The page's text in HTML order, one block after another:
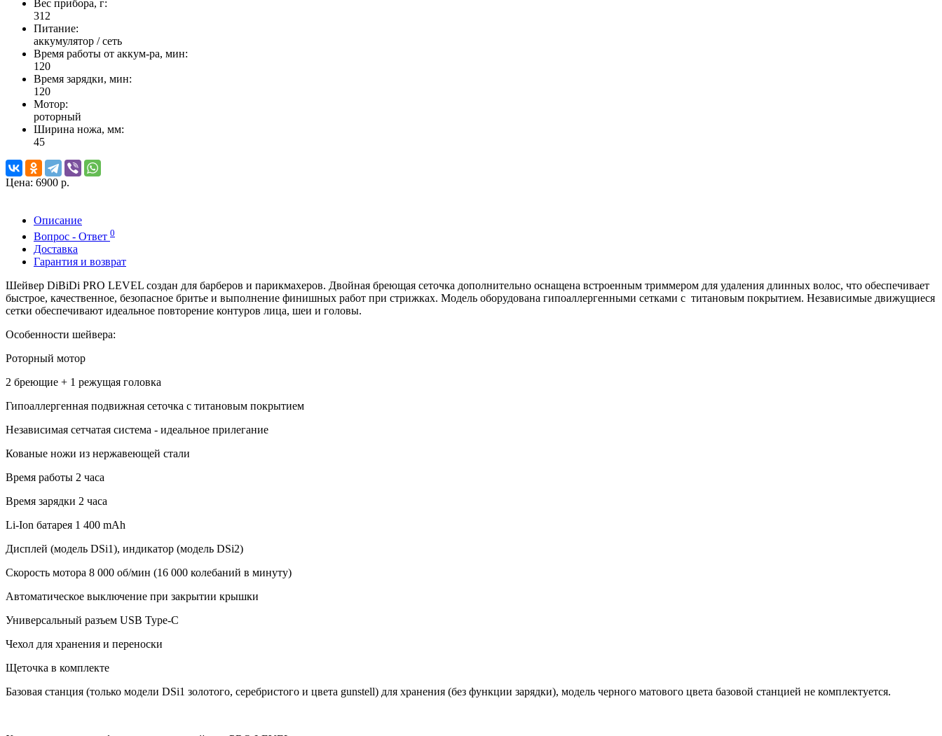
Вес прибора, г:
312
Питание:
аккумулятор / сеть
Время работы от аккум-ра, мин:
120
Время зарядки, мин:
120
Мотор:
роторный
Ширина ножа, мм:
45
Цена: 6900 р.
Описание
Вопрос - Ответ 0
Доставка
Гарантия и возврат
Шейвер DiBiDi PRO LEVEL создан для барберов и парикмахеров. Двойная бреющая сеточка дополнительно оснащена встроенным триммером для удаления длинных волос, что обеспечивает
быстрое, качественное, безопасное бритье и выполнение финишных работ при стрижках. Модель оборудована гипоаллергенными сетками с титановым покрытием. Независимые движущиеся
сетки обеспечивают идеальное повторение контуров лица, шеи и головы.
Особенности шейвера:
Роторный мотор
2 бреющие + 1 режущая головка
Гипоаллергенная подвижная сеточка с титановым покрытием
Независимая сетчатая система - идеальное прилегание
Кованые ножи из нержавеющей стали
Время работы 2 часа
Время зарядки 2 часа
Li-Ion батарея 1 400 mAh
Дисплей (модель DSi1), индикатор (модель DSi2)
Скорость мотора 8 000 об/мин (16 000 колебаний в минуту)
Автоматическое выключение при закрытии крышки
Универсальный разъем USB Type-C
Чехол для хранения и переноски
Щеточка в комплекте
Базовая станция (только модели DSi1 золотого, серебристого и цвета gunstell) для хранения (без функции зарядки), модель черного матового цвета базовой станцией не комплектуется.